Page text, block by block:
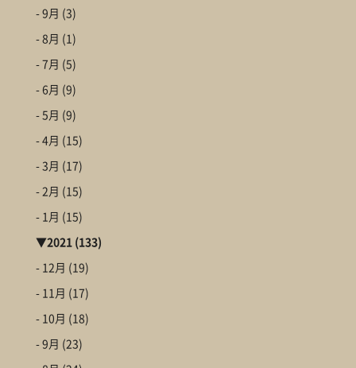
- 9月 (3)
- 8月 (1)
- 7月 (5)
- 6月 (9)
- 5月 (9)
- 4月 (15)
- 3月 (17)
- 2月 (15)
- 1月 (15)
▼2021 (133)
- 12月 (19)
- 11月 (17)
- 10月 (18)
- 9月 (23)